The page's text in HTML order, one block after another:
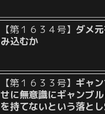
【第１６３４号】 ダメ
み込むか
【第１６３３号】 ギャ
せに無意識にギャンブ
を持てないという落と